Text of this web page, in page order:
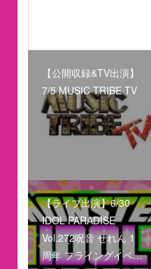
【公開収録&TV出演】
7/5 MUSIC TRIBE TV
【ライブ出演】6/30
IDOL PARADISE
Vol.272呪音 せれん 1
周年 フライングイベ…